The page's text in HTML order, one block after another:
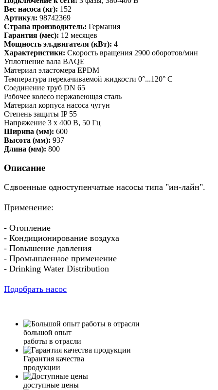
Вес насоса (кг): 152
Артикул: 98742369
Страна производитель: Германия
Гарантия (мес): 12 месяцев
Мощность эл.двигателя (кВт): 4
Характеристики: Скорость вращения 2900 оборотов/мин
Уплотнение вала BAQE
Материал эластомера EPDM
Температура перекачиваемой жидкости 0°...120° C
Соединение труб DN 65
Рабочее колесо нержавеющая сталь
Материал корпуса насоса чугун
Степень защиты IP 55
Напряжение 3 x 400 В, 50 Гц
Ширина (мм): 600
Высота (мм): 937
Длина (мм): 800
Описание
Сдвоенные одноступенчатые насосы типа "ин-лайн".
Применение:
- Отопление
- Кондиционирование воздуха
- Повышение давления
- Промышленное применение
- Drinking Water Distribution
Подобрать насос
большой опыт
работы в отрасли
Гарантия качества
продукции
доступные цены